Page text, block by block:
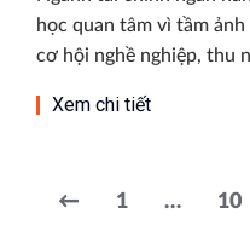
học quan tâm vì tầm
cơ hội nghề nghiệp, thu
Xem chi tiết
← 1 … 10